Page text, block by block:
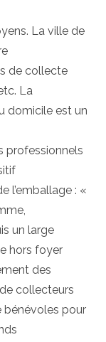
La ville de
de collecte
La
domicile est un
professionnels
l’emballage : «
un large
hors foyer
des
collecteurs
bénévoles pour